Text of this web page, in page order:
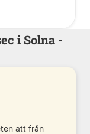
i Solna -
att från